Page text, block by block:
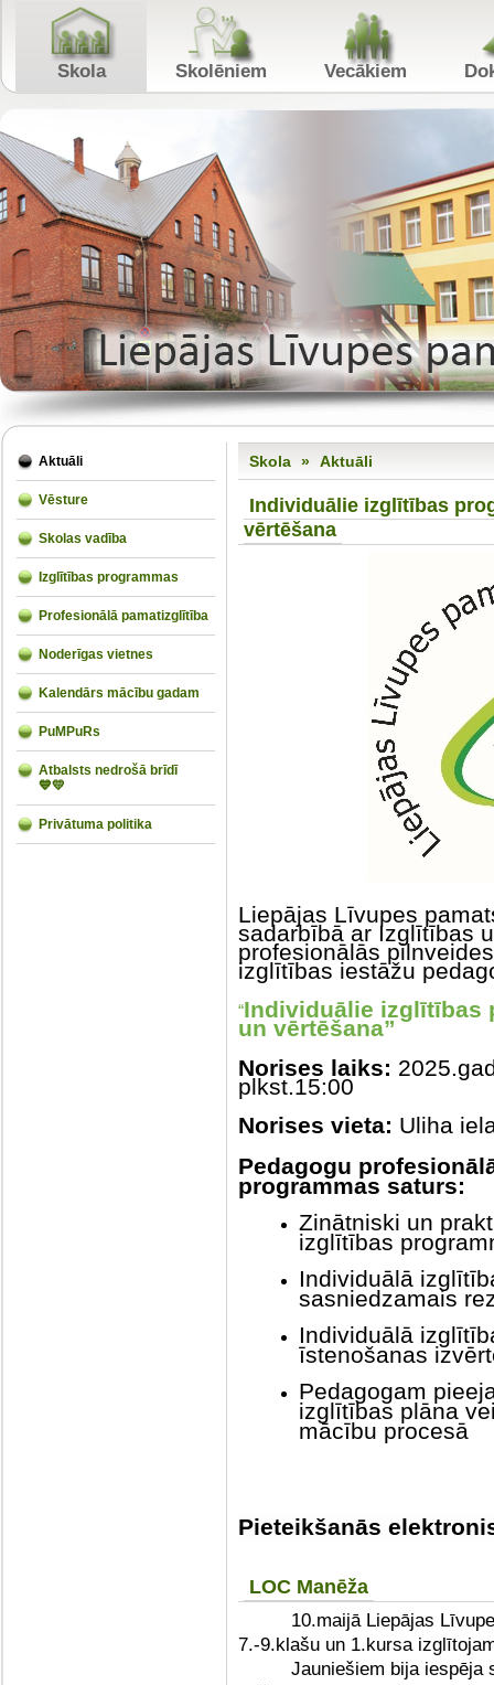
Skola Skolēniem Vecākiem
Aktuāli
Vēsture
Skolas vadība
Izglītības programmas
Profesionālā pamatizglītība
Noderīgas vietnes
Kalendārs mācību gadam
PuMPuRs
Atbalsts nedrošā brīdī
💙💛
Privātuma politika
Skola » Aktuāli
Individuālie izglītības
vērtēšana
Liepājas Līvupes
sadarbībā ar Izglītības
profesionālās
izglītības iestāžu
“Individuālie izglītības
un vērtēšana”
Norises laiks:
plkst.15:00
Norises vieta: Uliha
Pedagogu
programmas saturs:
Zinātniski un
izglītības
Individuālā
sasniedzamais
Individuālā
īstenošanas
Pedagogam
izglītības plāna
mācību procesā
Pieteikšanās
LOC Manēža
10.maijā Liepājas
7.-9.klašu un 1.kursa
Jauniešiem bija iespēja